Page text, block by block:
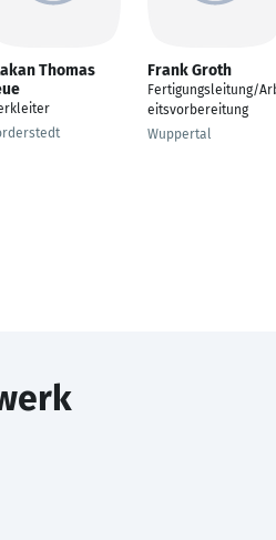
Thomas
Frank Groth
Fertigungsleitung/
eitsvorbereitung
Wuppertal